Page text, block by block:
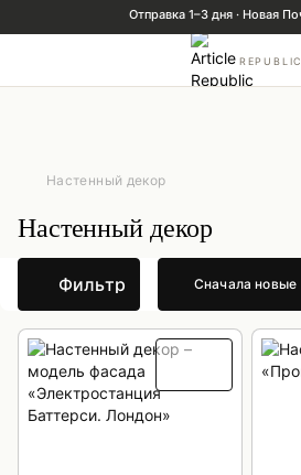
REPUBLIC
Настенный декор
Настенный декор
Фильтр Сначала новые